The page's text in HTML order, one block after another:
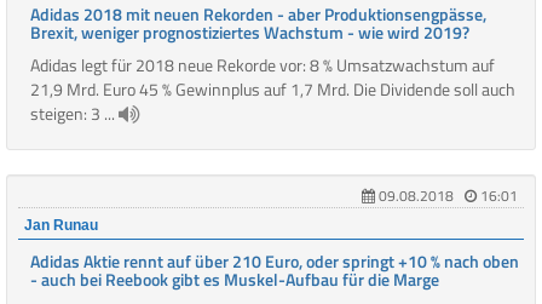
Adidas 2018 mit neuen Rekorden - aber Produktionsengpässe,
Brexit, weniger prognostiziertes Wachstum - wie wird 2019?
Adidas legt für 2018 neue Rekorde vor: 8 % Umsatzwachstum auf
21,9 Mrd. Euro 45 % Gewinnplus auf 1,7 Mrd. Die Dividende soll auch
steigen: 3 ...
09.08.2018 16:01
Jan Runau
Adidas Aktie rennt auf über 210 Euro, oder springt +10 % nach oben
- auch bei Reebook gibt es Muskel-Aufbau für die Marge